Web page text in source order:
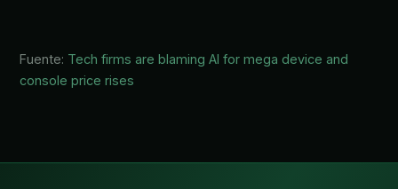
Fuente: Tech firms are blaming AI for mega device and
console price rises